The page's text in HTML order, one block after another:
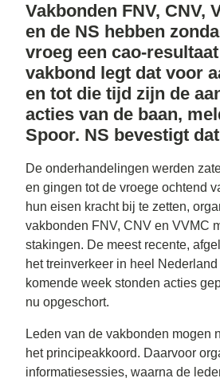
Vakbonden FNV, CNV,
en de NS hebben
vroeg een cao-
vakbond legt dat voor
en tot die tijd zijn de
acties van de baan,
Spoor. NS bevestigt
De onderhandelingen werden
en gingen tot de vroege ochtend
hun eisen kracht bij te zetten,
vakbonden FNV, CNV en VVMC
stakingen. De meest recente,
het treinverkeer in heel
komende week stonden acties
nu opgeschort.
Leden van de vakbonden mogen
het principeakkoord. Daarvoor
informatiesessies, waarna de